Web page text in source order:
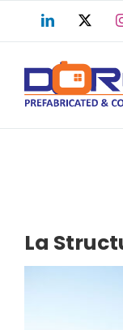
to
content
LinkedIn
La